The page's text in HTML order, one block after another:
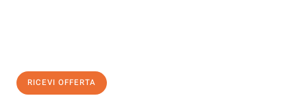
RICEVI OFFERTA